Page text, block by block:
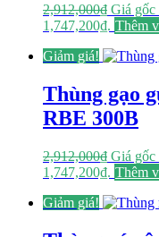
2,912,000₫ Giá gốc
1,747,200₫. Thêm
Giảm giá!
Thùng gạo
RBE 300B
2,912,000₫ Giá gốc
1,747,200₫. Thêm
Giảm giá!